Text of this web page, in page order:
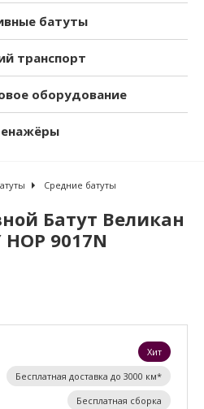
батуты
транспорт
оборудование
Средние батуты
Батут Великан
9017N
Хит
Бесплатная доставка до 3000 км*
Бесплатная сборка